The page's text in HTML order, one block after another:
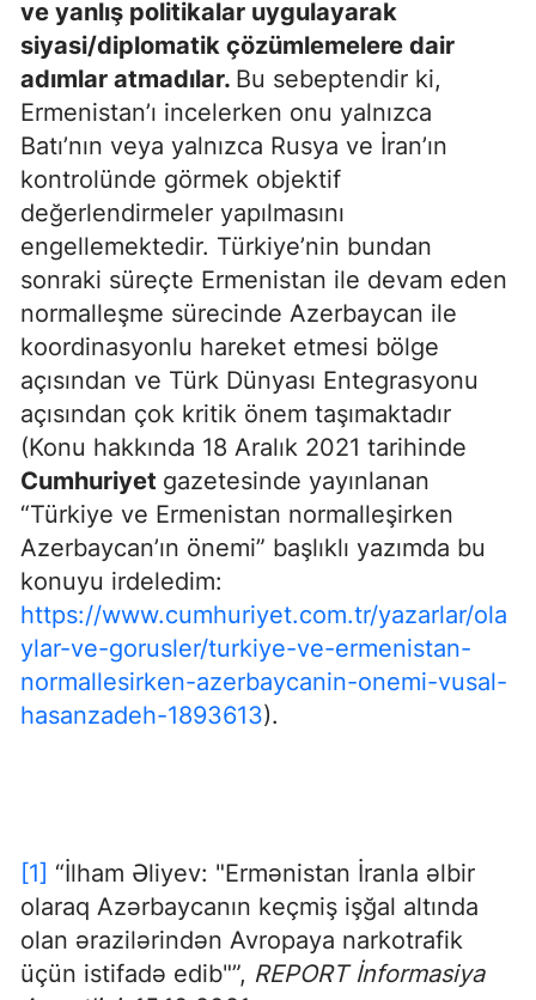
ve yanlış politikalar uygulayarak
siyasi/diplomatik çözümlemelere dair
adımlar atmadılar. Bu sebeptendir ki,
Ermenistan’ı incelerken onu yalnızca
Batı’nın veya yalnızca Rusya ve İran’ın
kontrolünde görmek objektif
değerlendirmeler yapılmasını
engellemektedir. Türkiye’nin bundan
sonraki süreçte Ermenistan ile devam eden
normalleşme sürecinde Azerbaycan ile
koordinasyonlu hareket etmesi bölge
açısından ve Türk Dünyası Entegrasyonu
açısından çok kritik önem taşımaktadır
(Konu hakkında 18 Aralık 2021 tarihinde
Cumhuriyet gazetesinde yayınlanan
“Türkiye ve Ermenistan normalleşirken
Azerbaycan’ın önemi” başlıklı yazımda bu
konuyu irdeledim:
https://www.cumhuriyet.com.tr/yazarlar/ola
ylar-ve-gorusler/turkiye-ve-ermenistan-
normallesirken-azerbaycanin-onemi-vusal-
hasanzadeh-1893613).
[1] “İlham Əliyev: "Ermənistan İranla əlbir
olaraq Azərbaycanın keçmiş işğal altında
olan ərazilərindən Avropaya narkotrafik
üçün istifadə edib"”, REPORT İnformasiya